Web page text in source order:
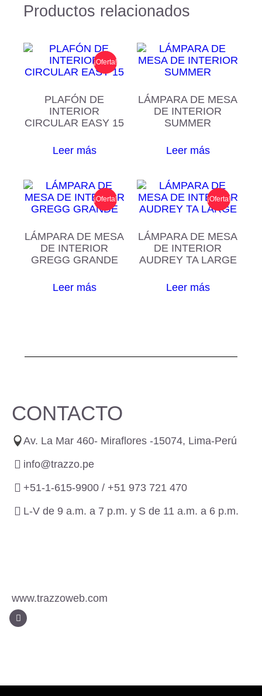
Productos relacionados
¡Oferta!
PLAFÓN DE
INTERIOR
CIRCULAR EASY 15
Leer más
LÁMPARA DE MESA
DE INTERIOR
SUMMER
Leer más
¡Oferta!
LÁMPARA DE MESA
DE INTERIOR
GREGG GRANDE
Leer más
¡Oferta!
LÁMPARA DE MESA
DE INTERIOR
AUDREY TA LARGE
Leer más
CONTACTO
Av. La Mar 460- Miraflores -15074, Lima-Perú
info@trazzo.pe
+51-1-615-9900 / +51 973 721 470
L-V de 9 a.m. a 7 p.m. y S de 11 a.m. a 6 p.m.
www.trazzoweb.com